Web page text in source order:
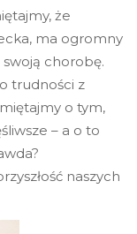
że
ma ogromny
chorobę.
trudności z
o tym,
– a o to
naszych